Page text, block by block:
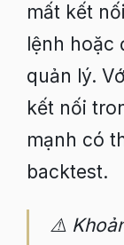
mất kết
lệnh hoặc
quản lý.
kết nối
mạnh có
backtest.
⚠️